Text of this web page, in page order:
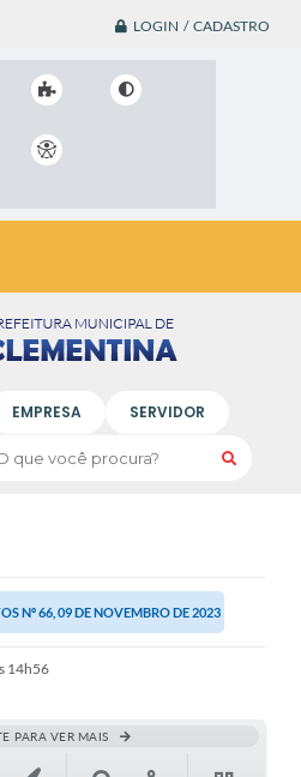
LOGIN / CADASTRO
EMPRESA SERVIDOR
Nº 66, 09 DE NOVEMBRO DE 2023
14h56
PARA VER MAIS